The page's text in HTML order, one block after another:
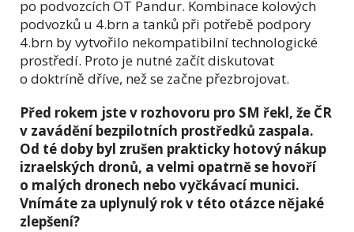
po podvozcích OT Pandur. Kombinace kolových
podvozků u 4.brn a tanků při potřebě podpory
4.brn by vytvořilo nekompatibilní technologické
prostředí. Proto je nutné začít diskutovat
o doktríně dříve, než se začne přezbrojovat.
Před rokem jste v rozhovoru pro SM řekl, že ČR
v zavádění bezpilotních prostředků zaspala.
Od té doby byl zrušen prakticky hotový nákup
izraelských dronů, a velmi opatrně se hovoří
o malých dronech nebo vyčkávací munici.
Vnímáte za uplynulý rok v této otázce nějaké
zlepšení?